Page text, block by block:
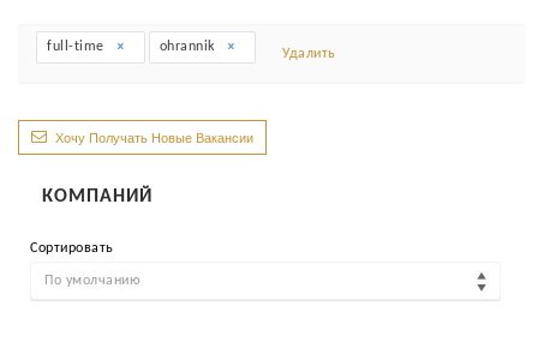
full-time ohrannik Удалить
Хочу Получать Новые Вакансии
КОМПАНИЙ
Сортировать
По умолчанию